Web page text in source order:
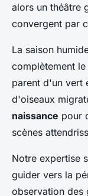
alors un théâtre
convergent par
La saison
complètement
parent d'un vert
d'oiseaux
naissance pour
scènes
Notre expertise
guider vers la
observation des